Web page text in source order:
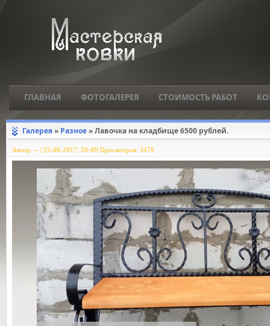
ГЛАВНАЯ ФОТОГАЛЕРЕЯ СТОИМОСТЬ РАБОТ
Галерея» Разное» Лавочка на кладбище 6500 рублей.
Автор: -- | 25-08-2017, 20:49| Просмотров: 3478